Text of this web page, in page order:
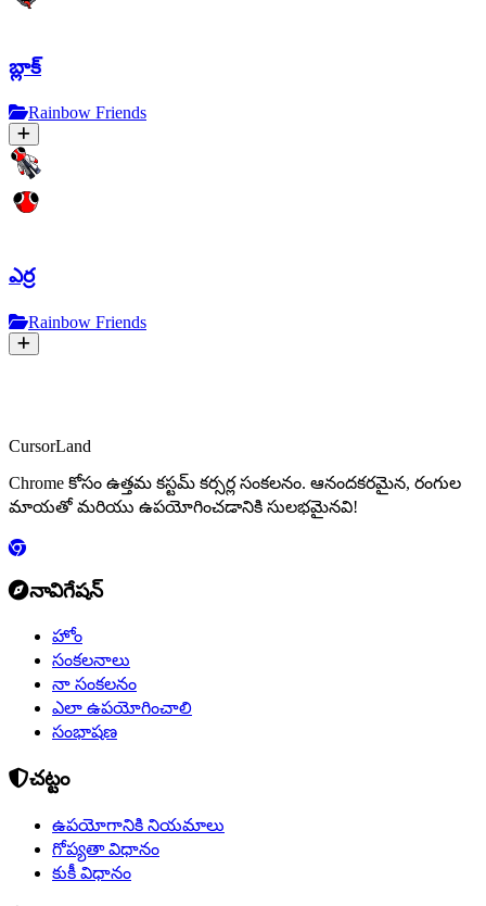
బ్లాక్
Rainbow Friends
ఎర్ర
Rainbow Friends
CursorLand
Chrome కోసం ఉత్తమ కస్టమ్ కర్సర్ల సంకలనం. ఆనందకరమైన, రంగుల
మాయతో మరియు ఉపయోగించడానికి సులభమైనవి!
నావిగేషన్
హోం
సంకలనాలు
నా సంకలనం
ఎలా ఉపయోగించాలి
సంభాషణ
చట్టం
ఉపయోగానికి నియమాలు
గోప్యతా విధానం
కుకీ విధానం